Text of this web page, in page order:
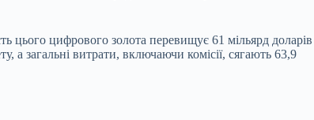
цього цифрового золота перевищує 61 мільярд доларів
загальні витрати, включаючи комісії, сягають 63,9